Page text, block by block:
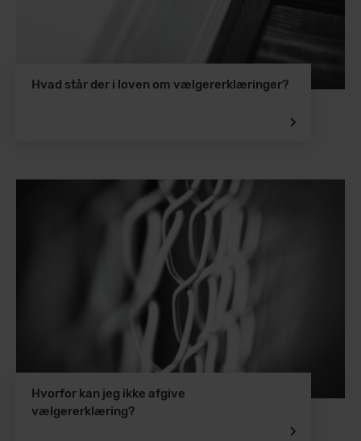
Hvad står der i loven om vælgererklæringer?
Hvorfor kan jeg ikke afgive
vælgererklæring?